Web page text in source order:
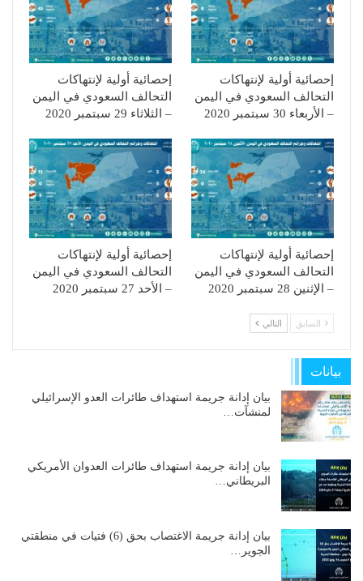
إحصائية أولية لإنتهاكات
التحالف السعودي في اليمن
– الأربعاء 30 سبتمبر 2020
إحصائية أولية لإنتهاكات
التحالف السعودي في اليمن
– الثلاثاء 29 سبتمبر 2020
إحصائية أولية لإنتهاكات
التحالف السعودي في اليمن
– الإثنين 28 سبتمبر 2020
إحصائية أولية لإنتهاكات
التحالف السعودي في اليمن
– الأحد 27 سبتمبر 2020
السابق التالي
بيانات
بيان إدانة جريمة استهداف طائرات العدو الإسرائيلي
لمنشآت…
بيان إدانة جريمة استهداف طائرات العدوان الأمريكي
البريطاني…
بيان إدانة جريمة الاغتصاب بحق (6) فتيات في منطقتي
الجوير…